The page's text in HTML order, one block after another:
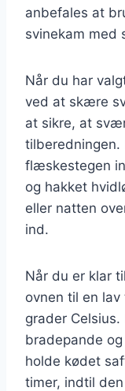
anbefales at
svinekam med
Når du har
ved at skære
at sikre, at
tilberedningen.
flæskestegen
og hakket
eller natten
ind.
Når du er klar
ovnen til en
grader
bradepande
holde kødet
timer, indtil